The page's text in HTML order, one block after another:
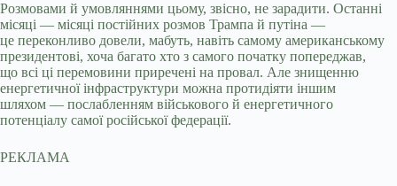
Розмовами й умовляннями цьому, звісно, не зарадити. Останні
місяці — місяці постійних розмов Трампа й путіна —
це переконливо довели, мабуть, навіть самому американському
президентові, хоча багато хто з самого початку попереджав,
що всі ці перемовини приречені на провал. Але знищенню
енергетичної інфраструктури можна протидіяти іншим
шляхом — послабленням військового й енергетичного
потенціалу самої російської федерації.
РЕКЛАМА